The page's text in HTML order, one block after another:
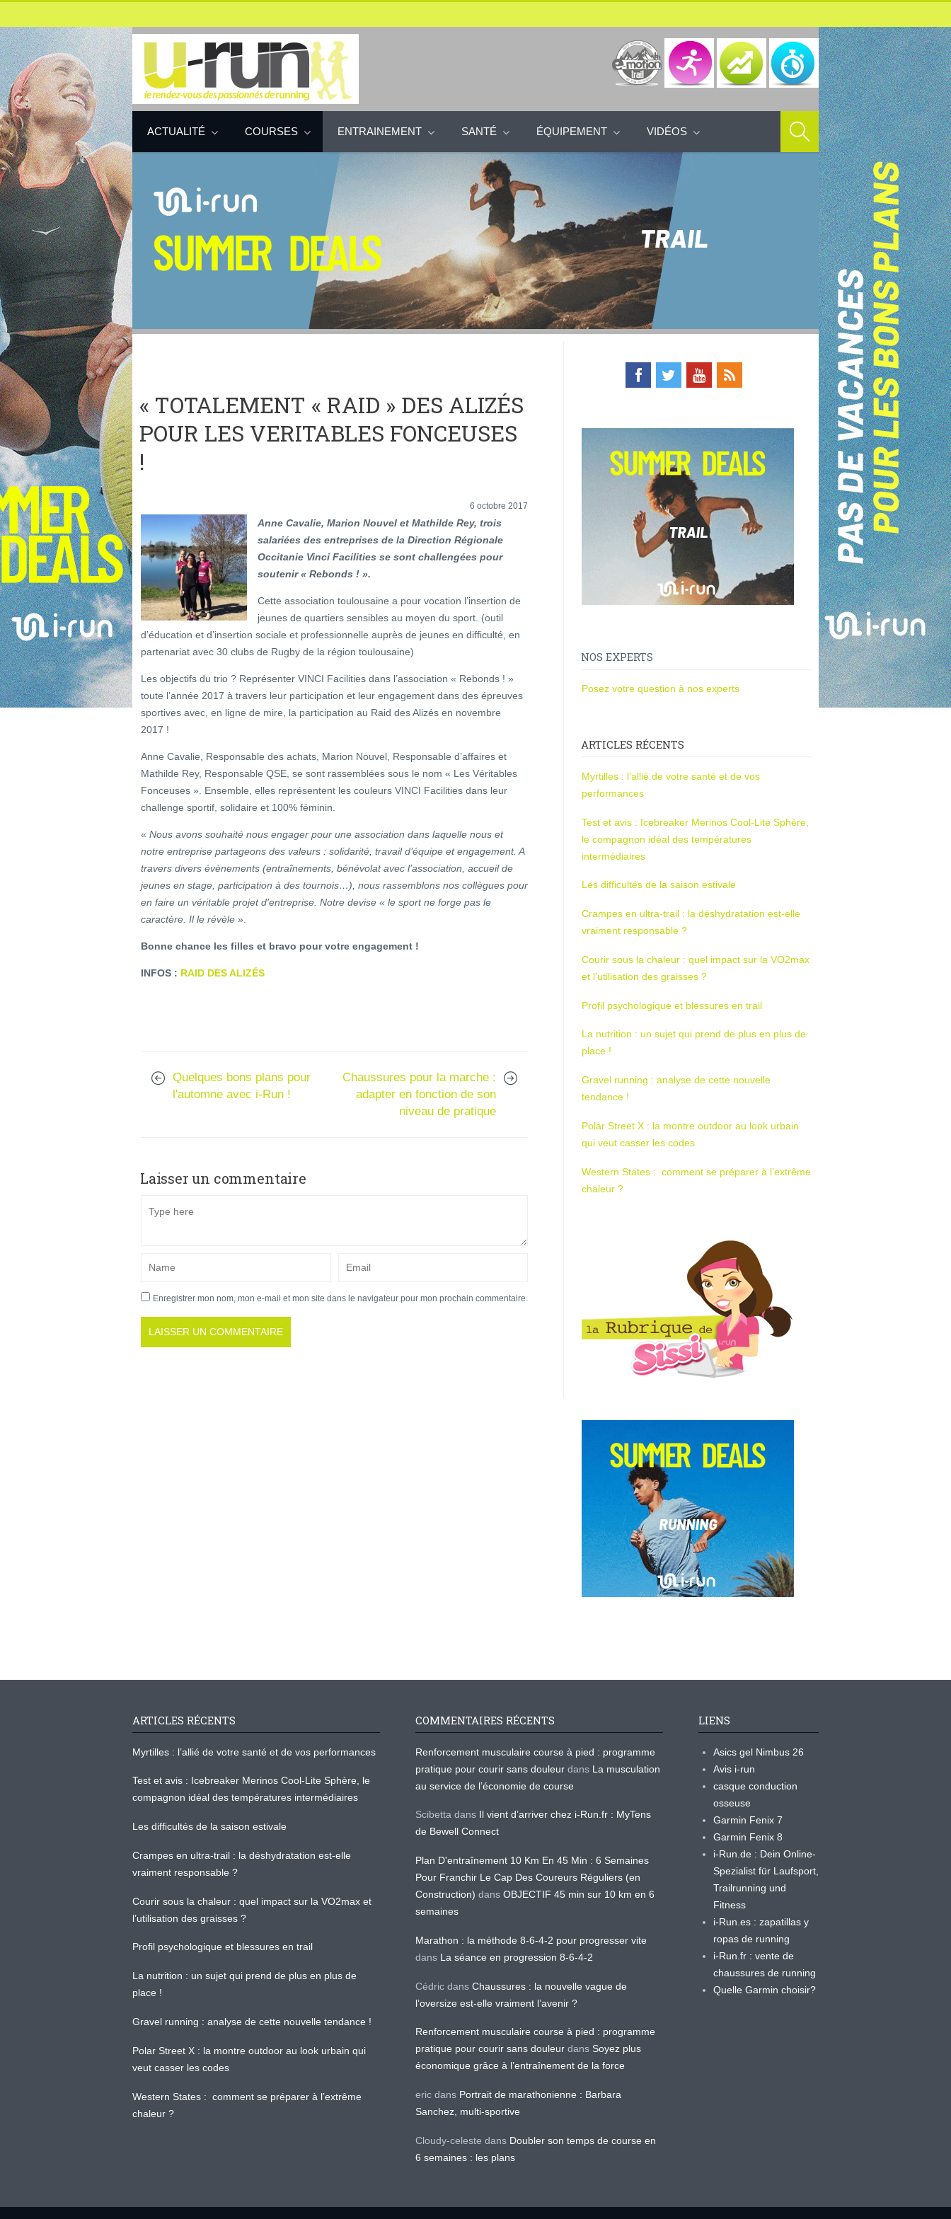
ACTUALITÉ COURSES ENTRAINEMENT SANTÉ ÉQUIPEMENT VIDÉOS
« TOTALEMENT « RAID » DES ALIZÉS
POUR LES VERITABLES FONCEUSES
!
6 octobre 2017
Anne Cavalie, Marion Nouvel et Mathilde Rey, trois
salariées des entreprises de la Direction Régionale
Occitanie Vinci Facilities se sont challengées pour
soutenir « Rebonds ! ».
Cette association toulousaine a pour vocation l’insertion de
jeunes de quartiers sensibles au moyen du sport. (outil
d’éducation et d’insertion sociale et professionnelle auprès de jeunes en difficulté, en
partenariat avec 30 clubs de Rugby de la région toulousaine)
Les objectifs du trio ? Représenter VINCI Facilities dans l’association « Rebonds ! »
toute l’année 2017 à travers leur participation et leur engagement dans des épreuves
sportives avec, en ligne de mire, la participation au Raid des Alizés en novembre
2017 !
Anne Cavalie, Responsable des achats, Marion Nouvel, Responsable d’affaires et
Mathilde Rey, Responsable QSE, se sont rassemblées sous le nom « Les Véritables
Fonceuses ». Ensemble, elles représentent les couleurs VINCI Facilities dans leur
challenge sportif, solidaire et 100% féminin.
« Nous avons souhaité nous engager pour une association dans laquelle nous et
notre entreprise partageons des valeurs : solidarité, travail d’équipe et engagement. A
travers divers évènements (entraînements, bénévolat avec l’association, accueil de
jeunes en stage, participation à des tournois…), nous rassemblons nos collègues pour
en faire un véritable projet d’entreprise. Notre devise « le sport ne forge pas le
caractère. Il le révèle ».
Bonne chance les filles et bravo pour votre engagement !
INFOS : RAID DES ALIZÉS
Quelques bons plans pour
l'automne avec i-Run !
Chaussures pour la marche :
adapter en fonction de son
niveau de pratique
Laisser un commentaire
Enregistrer mon nom, mon e-mail et mon site dans le navigateur pour mon prochain commentaire.
NOS EXPERTS
Posez votre question à nos experts
ARTICLES RÉCENTS
Myrtilles : l’allié de votre santé et de vos
performances
Test et avis : Icebreaker Merinos Cool-Lite Sphère,
le compagnon idéal des températures
intermédiaires
Les difficultés de la saison estivale
Crampes en ultra-trail : la déshydratation est-elle
vraiment responsable ?
Courir sous la chaleur : quel impact sur la VO2max
et l’utilisation des graisses ?
Profil psychologique et blessures en trail
La nutrition : un sujet qui prend de plus en plus de
place !
Gravel running : analyse de cette nouvelle
tendance !
Polar Street X : la montre outdoor au look urbain
qui veut casser les codes
Western States : comment se préparer à l’extrême
chaleur ?
ARTICLES RÉCENTS
Myrtilles : l’allié de votre santé et de vos performances
Test et avis : Icebreaker Merinos Cool-Lite Sphère, le
compagnon idéal des températures intermédiaires
Les difficultés de la saison estivale
Crampes en ultra-trail : la déshydratation est-elle
vraiment responsable ?
Courir sous la chaleur : quel impact sur la VO2max et
l’utilisation des graisses ?
Profil psychologique et blessures en trail
La nutrition : un sujet qui prend de plus en plus de
place !
Gravel running : analyse de cette nouvelle tendance !
Polar Street X : la montre outdoor au look urbain qui
veut casser les codes
Western States : comment se préparer à l’extrême
chaleur ?
COMMENTAIRES RÉCENTS
Renforcement musculaire course à pied : programme
pratique pour courir sans douleur dans La musculation
au service de l’économie de course
Scibetta dans Il vient d’arriver chez i-Run.fr : MyTens
de Bewell Connect
Plan D'entraînement 10 Km En 45 Min : 6 Semaines
Pour Franchir Le Cap Des Coureurs Réguliers (en
Construction) dans OBJECTIF 45 min sur 10 km en 6
semaines
Marathon : la méthode 8-6-4-2 pour progresser vite
dans La séance en progression 8-6-4-2
Cédric dans Chaussures : la nouvelle vague de
l’oversize est-elle vraiment l’avenir ?
Renforcement musculaire course à pied : programme
pratique pour courir sans douleur dans Soyez plus
économique grâce à l’entraînement de la force
eric dans Portrait de marathonienne : Barbara
Sanchez, multi-sportive
Cloudy-celeste dans Doubler son temps de course en
6 semaines : les plans
LIENS
Asics gel Nimbus 26
Avis i-run
casque conduction
osseuse
Garmin Fenix 7
Garmin Fenix 8
i-Run.de : Dein Online-
Spezialist für Laufsport,
Trailrunning und
Fitness
i-Run.es : zapatillas y
ropas de running
i-Run.fr : vente de
chaussures de running
Quelle Garmin choisir?